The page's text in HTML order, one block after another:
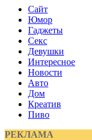
Сайт
Юмор
Гаджеты
Секс
Девушки
Интересное
Новости
Авто
Дом
Креатив
Пиво
РЕКЛАМА